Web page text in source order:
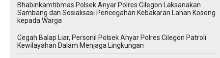
Bhabinkamtibmas Polsek Anyar Polres Cilegon Laksanakan
Sambang dan Sosialisasi Pencegahan Kebakaran Lahan Kosong
kepada Warga
Cegah Balap Liar, Personil Polsek Anyar Polres Cilegon Patroli
Kewilayahan Dalam Menjaga Lingkungan